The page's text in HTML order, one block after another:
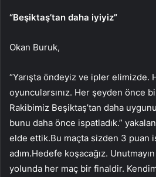
“Beşiktaş’tan daha iyiyiz”
Okan Buruk,
“Yarışta öndeyiz ve ipler elimizde.
oyuncularsınız. Her şeyden önce
Rakibimiz Beşiktaş’tan daha
bunu daha önce ispatladık.”
elde ettik.Bu maçta sizden 3 puan
adım.Hedefe koşacağız.
yolunda her maç bir finaldir.